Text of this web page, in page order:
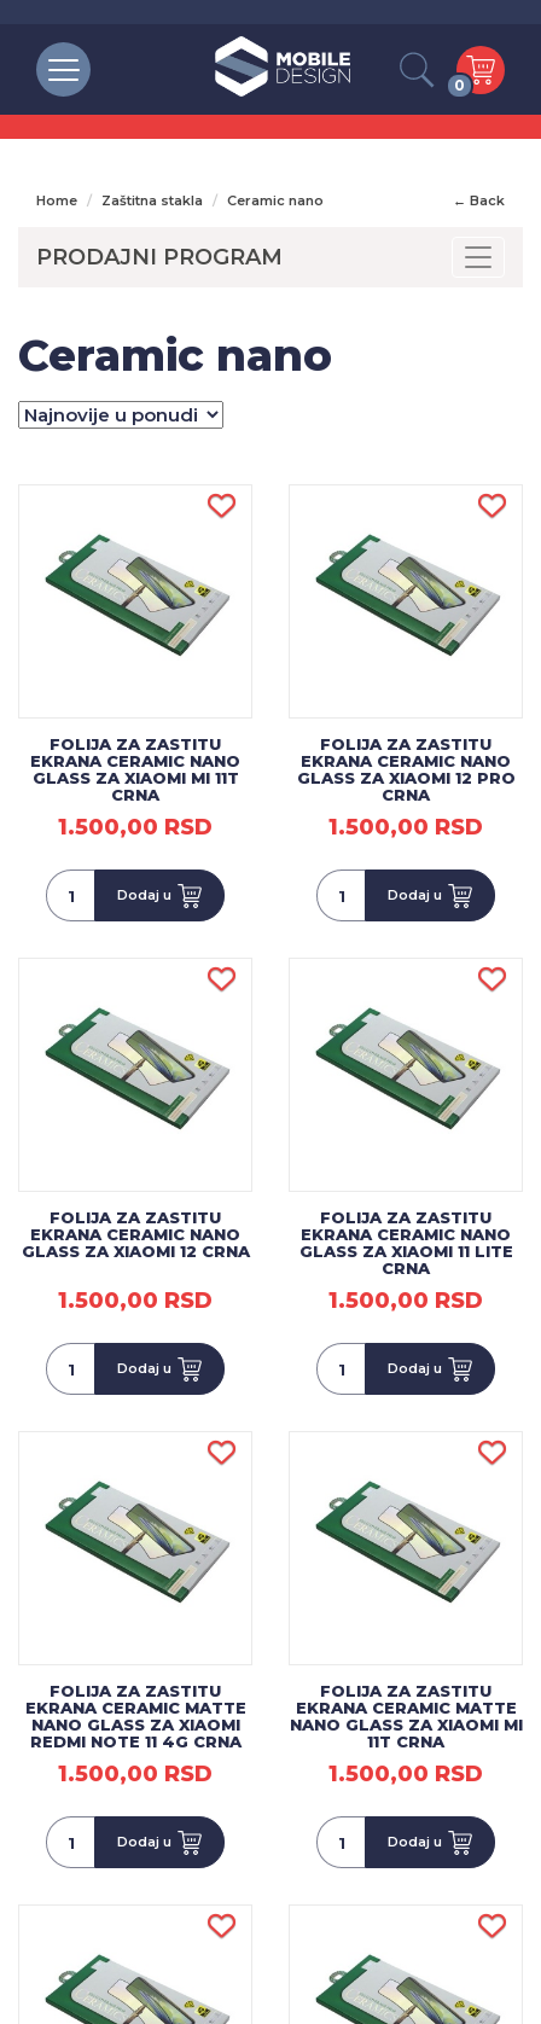
0
Home Zaštitna stakla Ceramic nano ← Back
PRODAJNI PROGRAM
Ceramic nano
FOLIJA ZA ZASTITU
EKRANA CERAMIC NANO
GLASS ZA XIAOMI MI 11T
CRNA
1.500,00 RSD
Dodaj u
FOLIJA ZA ZASTITU
EKRANA CERAMIC NANO
GLASS ZA XIAOMI 12 PRO
CRNA
1.500,00 RSD
Dodaj u
FOLIJA ZA ZASTITU
EKRANA CERAMIC NANO
GLASS ZA XIAOMI 12 CRNA
1.500,00 RSD
Dodaj u
FOLIJA ZA ZASTITU
EKRANA CERAMIC NANO
GLASS ZA XIAOMI 11 LITE
CRNA
1.500,00 RSD
Dodaj u
FOLIJA ZA ZASTITU
EKRANA CERAMIC MATTE
NANO GLASS ZA XIAOMI
REDMI NOTE 11 4G CRNA
1.500,00 RSD
Dodaj u
FOLIJA ZA ZASTITU
EKRANA CERAMIC MATTE
NANO GLASS ZA XIAOMI MI
11T CRNA
1.500,00 RSD
Dodaj u